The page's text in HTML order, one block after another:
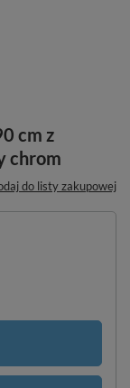
cm z
chrom
do listy zakupowej